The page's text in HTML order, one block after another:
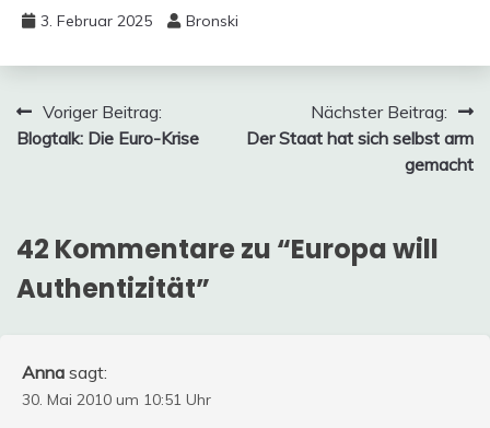
3. Februar 2025 Bronski
Beitragsnavigation
Voriger Beitrag:
Blogtalk: Die Euro-Krise
Nächster Beitrag:
Der Staat hat sich selbst arm
gemacht
42 Kommentare zu “Europa will
Authentizität”
Anna sagt:
30. Mai 2010 um 10:51 Uhr